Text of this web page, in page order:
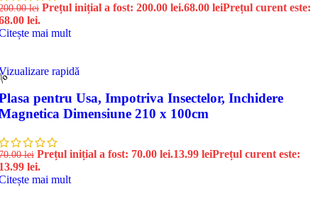
lei Prețul inițial a fost: 200.00 lei.68.00 leiPrețul curent este:
lei.
mai mult
rapidă
pentru Usa, Impotriva Insectelor, Inchidere
Dimensiune 210 x 100cm
lei Prețul inițial a fost: 70.00 lei.13.99 leiPrețul curent este:
lei.
mai mult